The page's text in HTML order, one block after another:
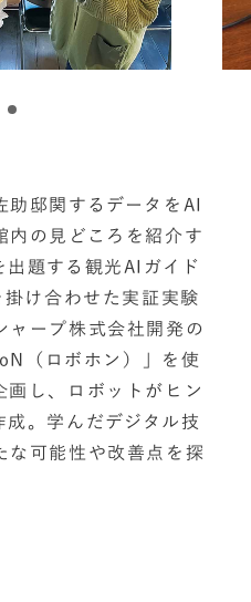
邸関するデータをAI
内の見どころを紹介す
出題する観光AIガイド
け合わせた実証実験
ャープ株式会社開発の
（ロボホン）」を使
画し、ロボットがヒン
成。学んだデジタル技
な可能性や改善点を探